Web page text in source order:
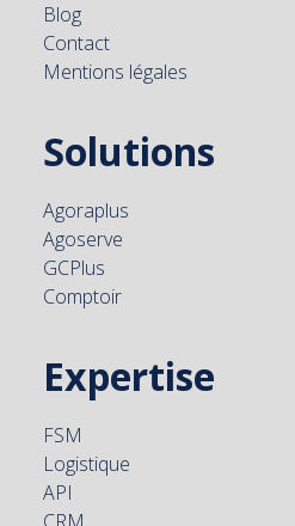
Blog
Contact
Mentions légales
Solutions
Agoraplus
Agoserve
GCPlus
Comptoir
Expertise
FSM
Logistique
API